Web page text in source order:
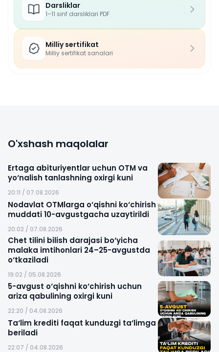
Darsliklar
1–11 sinf darsliklari PDF
Milliy sertifikat
Milliy sertifikat sanalari
O'xshash maqolalar
Ertaga abituriyentlar uchun OTM va
yo‘nalish tanlashning oxirgi kuni
20:11 / 07.08.2026
Nodavlat OTMlarga o‘qishni ko‘chirish
muddati 10-avgustgacha uzaytirildi
20:02 / 07.08.2026
Chet tilini bilish darajasi bo‘yicha
malaka imtihonlari 24–25-avgustda
o‘tkaziladi
19:02 / 05.08.2026
5-avgust o‘qishni ko‘chirish uchun
ariza qabulining oxirgi kuni
22:20 / 04.08.2026
Ta‘lim krediti faqat kunduzgi ta‘limga
beriladi
22:07 / 04.08.2026